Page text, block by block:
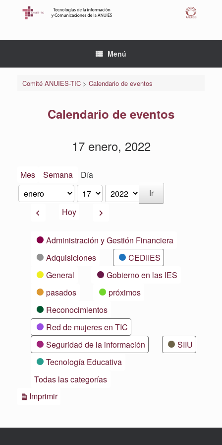
Menú
Comité ANUIES-TIC> Calendario de eventos
Calendario de eventos
17 enero, 2022
Mes Semana Día
Mes
Día
Año
AnteriorHoy Siguiente
CategoríasAdministración y Gestión Financiera
Adquisiciones
CEDIIES
General
Gobierno en las IES
pasados
próximos
Reconocimientos
Red de mujeres en TIC
Seguridad de la información
SIIU
Tecnología Educativa
Todas las categorías
ImprimirVistas